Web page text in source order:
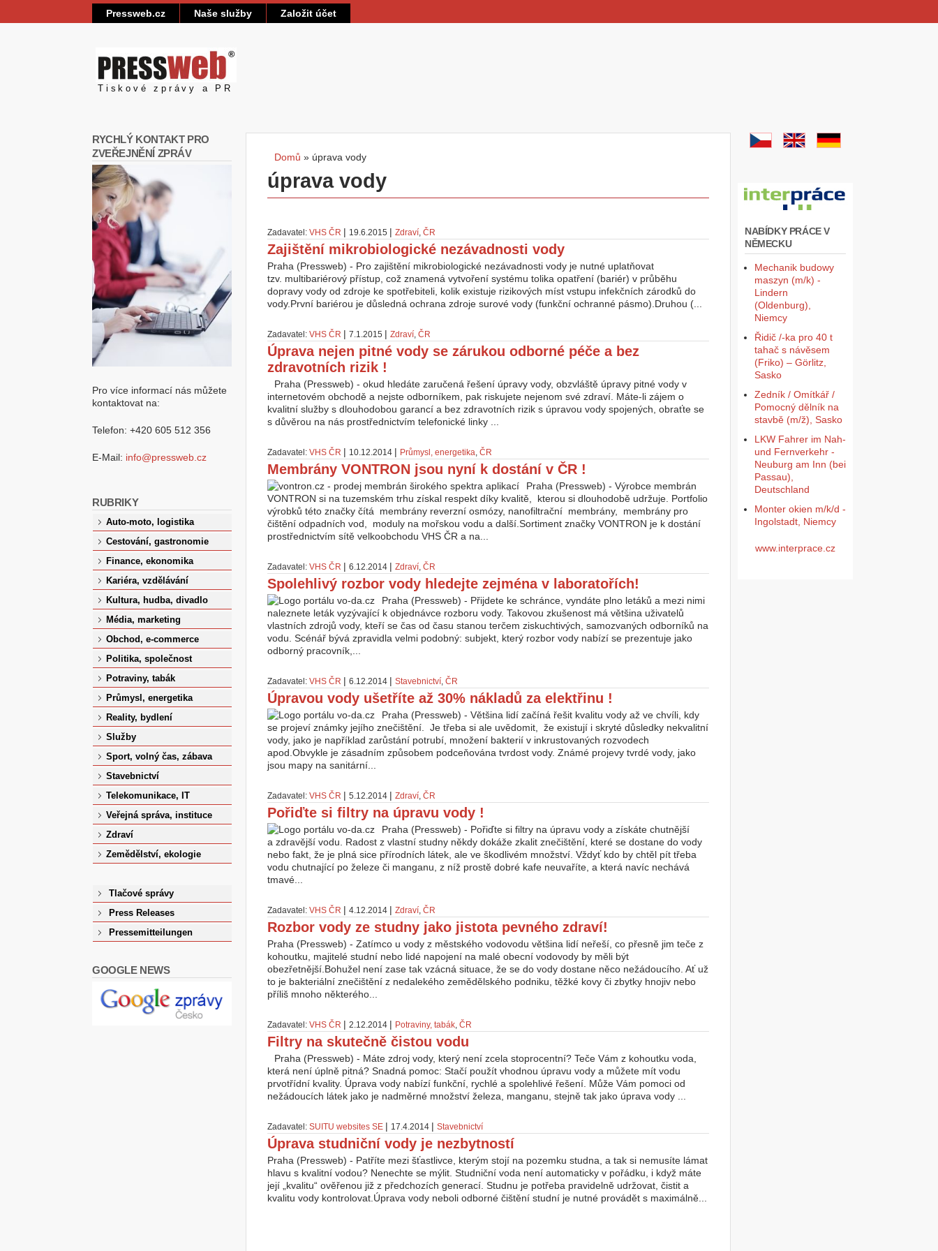
Pressweb.cz Naše služby Založit účet
Pressweb
Tiskové zprávy a PR
Jste zde
Domů » úprava vody
úprava vody
Zadavatel: VHS ČR | 19.6.2015 | Zdraví, ČR
Zajištění mikrobiologické nezávadnosti vody
Praha (Pressweb) - Pro zajištění mikrobiologické nezávadnosti vody je nutné uplatňovat
tzv. multibariérový přístup, což znamená vytvoření systému tolika opatření (bariér) v průběhu
dopravy vody od zdroje ke spotřebiteli, kolik existuje rizikových míst vstupu infekčních zárodků do
vody.První bariérou je důsledná ochrana zdroje surové vody (funkční ochranné pásmo).Druhou (...
Zadavatel: VHS ČR | 7.1.2015 | Zdraví, ČR
Úprava nejen pitné vody se zárukou odborné péče a bez
zdravotních rizik !
Praha (Pressweb) - okud hledáte zaručená řešení úpravy vody, obzvláště úpravy pitné vody v
internetovém obchodě a nejste odborníkem, pak riskujete nejenom své zdraví. Máte-li zájem o
kvalitní služby s dlouhodobou garancí a bez zdravotních rizik s úpravou vody spojených, obraťte se
s důvěrou na nás prostřednictvím telefonické linky ...
Zadavatel: VHS ČR | 10.12.2014 | Průmysl, energetika, ČR
Membrány VONTRON jsou nyní k dostání v ČR !
Praha (Pressweb) - Výrobce membrán
VONTRON si na tuzemském trhu získal respekt díky kvalitě, kterou si dlouhodobě udržuje. Portfolio
výrobků této značky čítá membrány reverzní osmózy, nanofiltrační membrány, membrány pro
čištění odpadních vod, moduly na mořskou vodu a další.Sortiment značky VONTRON je k dostání
prostřednictvím sítě velkoobchodu VHS ČR a na...
Zadavatel: VHS ČR | 6.12.2014 | Zdraví, ČR
Spolehlivý rozbor vody hledejte zejména v laboratořích!
Praha (Pressweb) - Přijdete ke schránce, vyndáte plno letáků a mezi nimi
naleznete leták vyzývající k objednávce rozboru vody. Takovou zkušenost má většina uživatelů
vlastních zdrojů vody, kteří se čas od času stanou terčem ziskuchtivých, samozvaných odborníků na
vodu. Scénář bývá zpravidla velmi podobný: subjekt, který rozbor vody nabízí se prezentuje jako
odborný pracovník,...
Zadavatel: VHS ČR | 6.12.2014 | Stavebnictví, ČR
Úpravou vody ušetříte až 30% nákladů za elektřinu !
Praha (Pressweb) - Většina lidí začíná řešit kvalitu vody až ve chvíli, kdy
se projeví známky jejího znečištění. Je třeba si ale uvědomit, že existují i skryté důsledky nekvalitní
vody, jako je například zarůstání potrubí, množení bakterií v inkrustovaných rozvodech
apod.Obvykle je zásadním způsobem podceňována tvrdost vody. Známé projevy tvrdé vody, jako
jsou mapy na sanitární...
Zadavatel: VHS ČR | 5.12.2014 | Zdraví, ČR
Pořiďte si filtry na úpravu vody !
Praha (Pressweb) - Pořiďte si filtry na úpravu vody a získáte chutnější
a zdravější vodu. Radost z vlastní studny někdy dokáže zkalit znečištění, které se dostane do vody
nebo fakt, že je plná sice přírodních látek, ale ve škodlivém množství. Vždyť kdo by chtěl pít třeba
vodu chutnající po železe či manganu, z níž prostě dobré kafe neuvaříte, a která navíc nechává
tmavé...
Zadavatel: VHS ČR | 4.12.2014 | Zdraví, ČR
Rozbor vody ze studny jako jistota pevného zdraví!
Praha (Pressweb) - Zatímco u vody z městského vodovodu většina lidí neřeší, co přesně jim teče z
kohoutku, majitelé studní nebo lidé napojení na malé obecní vodovody by měli být
obezřetnější.Bohužel není zase tak vzácná situace, že se do vody dostane něco nežádoucího. Ať už
to je bakteriální znečištění z nedalekého zemědělského podniku, těžké kovy či zbytky hnojiv nebo
příliš mnoho některého...
Zadavatel: VHS ČR | 2.12.2014 | Potraviny, tabák, ČR
Filtry na skutečně čistou vodu
Praha (Pressweb) - Máte zdroj vody, který není zcela stoprocentní? Teče Vám z kohoutku voda,
která není úplně pitná? Snadná pomoc: Stačí použít vhodnou úpravu vody a můžete mít vodu
prvotřídní kvality. Úprava vody nabízí funkční, rychlé a spolehlivé řešení. Může Vám pomoci od
nežádoucích látek jako je nadměrné množství železa, manganu, stejně tak jako úprava vody ...
Zadavatel: SUITU websites SE | 17.4.2014 | Stavebnictví
Úprava studniční vody je nezbytností
Praha (Pressweb) - Patříte mezi šťastlivce, kterým stojí na pozemku studna, a tak si nemusíte lámat
hlavu s kvalitní vodou? Nenechte se mýlit. Studniční voda není automaticky v pořádku, i když máte
její „kvalitu“ ověřenou již z předchozích generací. Studnu je potřeba pravidelně udržovat, čistit a
kvalitu vody kontrolovat.Úprava vody neboli odborné čištění studní je nutné provádět s maximálně...
RYCHLÝ KONTAKT PRO
ZVEŘEJNĚNÍ ZPRÁV
Pro více informací nás můžete
kontaktovat na:
Telefon: +420 605 512 356
E-Mail: info@pressweb.cz
RUBRIKY
Auto-moto, logistika
Cestování, gastronomie
Finance, ekonomika
Kariéra, vzdělávání
Kultura, hudba, divadlo
Média, marketing
Obchod, e-commerce
Politika, společnost
Potraviny, tabák
Průmysl, energetika
Reality, bydlení
Služby
Sport, volný čas, zábava
Stavebnictví
Telekomunikace, IT
Veřejná správa, instituce
Zdraví
Zemědělství, ekologie
Tlačové správy
Press Releases
Pressemitteilungen
GOOGLE NEWS
NABÍDKY PRÁCE V
NĚMECKU
Mechanik budowy
maszyn (m/k) -
Lindern
(Oldenburg),
Niemcy
Řidič /-ka pro 40 t
tahač s návěsem
(Friko) – Görlitz,
Sasko
Zedník / Omítkář /
Pomocný dělník na
stavbě (m/ž), Sasko
LKW Fahrer im Nah-
und Fernverkehr -
Neuburg am Inn (bei
Passau),
Deutschland
Monter okien m/k/d -
Ingolstadt, Niemcy
www.interprace.cz